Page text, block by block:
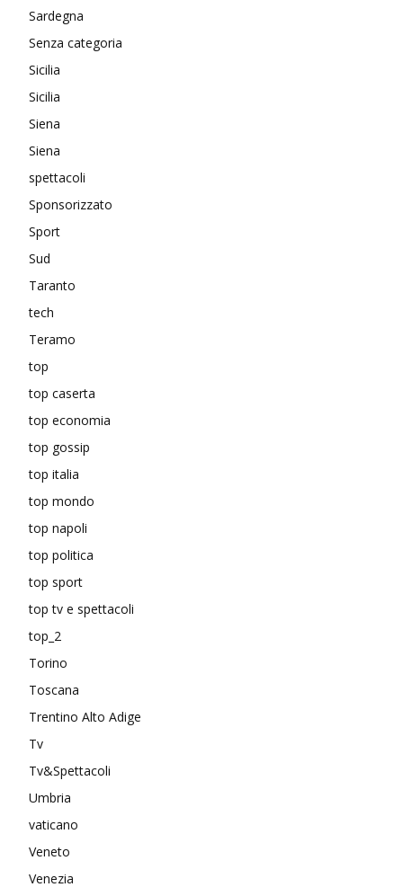
Sardegna
Senza categoria
Sicilia
Sicilia
Siena
Siena
spettacoli
Sponsorizzato
Sport
Sud
Taranto
tech
Teramo
top
top caserta
top economia
top gossip
top italia
top mondo
top napoli
top politica
top sport
top tv e spettacoli
top_2
Torino
Toscana
Trentino Alto Adige
Tv
Tv&Spettacoli
Umbria
vaticano
Veneto
Venezia